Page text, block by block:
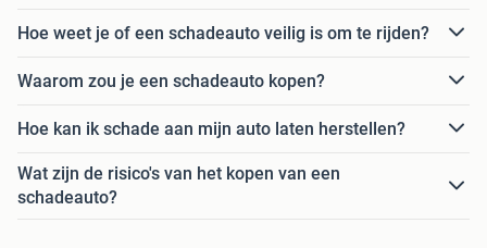
Hoe weet je of een schadeauto veilig is om te rijden?
Waarom zou je een schadeauto kopen?
Hoe kan ik schade aan mijn auto laten herstellen?
Wat zijn de risico's van het kopen van een
schadeauto?